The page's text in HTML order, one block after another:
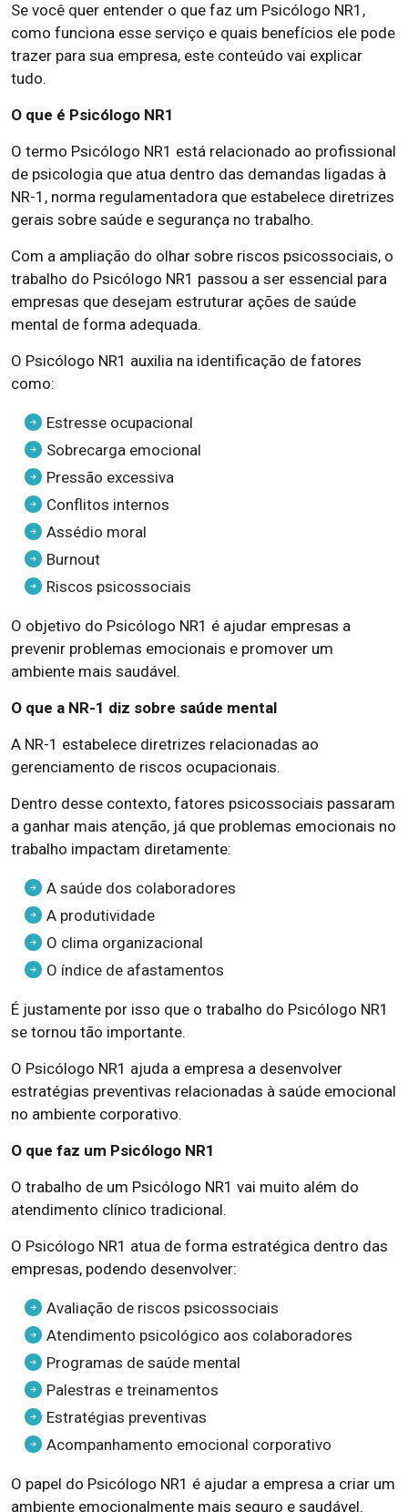
Se você quer entender o que faz um Psicólogo NR1,
como funciona esse serviço e quais benefícios ele pode
trazer para sua empresa, este conteúdo vai explicar
tudo.
O que é Psicólogo NR1
O termo Psicólogo NR1 está relacionado ao profissional
de psicologia que atua dentro das demandas ligadas à
NR-1, norma regulamentadora que estabelece diretrizes
gerais sobre saúde e segurança no trabalho.
Com a ampliação do olhar sobre riscos psicossociais, o
trabalho do Psicólogo NR1 passou a ser essencial para
empresas que desejam estruturar ações de saúde
mental de forma adequada.
O Psicólogo NR1 auxilia na identificação de fatores
como:
Estresse ocupacional
Sobrecarga emocional
Pressão excessiva
Conflitos internos
Assédio moral
Burnout
Riscos psicossociais
O objetivo do Psicólogo NR1 é ajudar empresas a
prevenir problemas emocionais e promover um
ambiente mais saudável.
O que a NR-1 diz sobre saúde mental
A NR-1 estabelece diretrizes relacionadas ao
gerenciamento de riscos ocupacionais.
Dentro desse contexto, fatores psicossociais passaram
a ganhar mais atenção, já que problemas emocionais no
trabalho impactam diretamente:
A saúde dos colaboradores
A produtividade
O clima organizacional
O índice de afastamentos
É justamente por isso que o trabalho do Psicólogo NR1
se tornou tão importante.
O Psicólogo NR1 ajuda a empresa a desenvolver
estratégias preventivas relacionadas à saúde emocional
no ambiente corporativo.
O que faz um Psicólogo NR1
O trabalho de um Psicólogo NR1 vai muito além do
atendimento clínico tradicional.
O Psicólogo NR1 atua de forma estratégica dentro das
empresas, podendo desenvolver:
Avaliação de riscos psicossociais
Atendimento psicológico aos colaboradores
Programas de saúde mental
Palestras e treinamentos
Estratégias preventivas
Acompanhamento emocional corporativo
O papel do Psicólogo NR1 é ajudar a empresa a criar um
ambiente emocionalmente mais seguro e saudável.